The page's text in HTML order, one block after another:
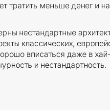
тратить меньше денег и
нестандартные
классических,
вписаться даже в
и нестандартность.